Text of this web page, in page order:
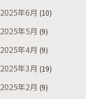
2025年6月 (10)
2025年5月 (9)
2025年4月 (9)
2025年3月 (19)
2025年2月 (9)